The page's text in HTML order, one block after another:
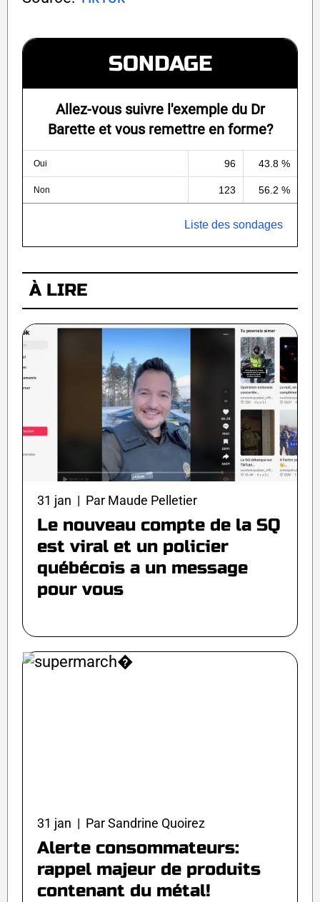
SONDAGE
Allez-vous suivre l'exemple du Dr
Barette et vous remettre en forme?
Oui 96 43.8 %
Non 123 56.2 %
Liste des sondages
À LIRE
31 jan | Par Maude Pelletier
Le nouveau compte de la SQ
est viral et un policier
québécois a un message
pour vous
31 jan | Par Sandrine Quoirez
Alerte consommateurs:
rappel majeur de produits
contenant du métal!